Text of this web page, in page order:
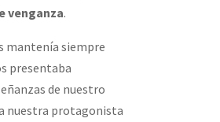
venganza.
mantenía siempre
presentaba
de nuestro
nuestra protagonista